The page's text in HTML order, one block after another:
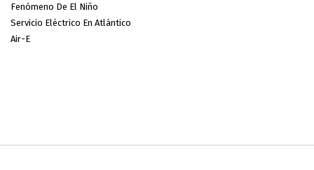
Fenómeno De El Niño
Servicio Eléctrico En Atlántico
Air-E